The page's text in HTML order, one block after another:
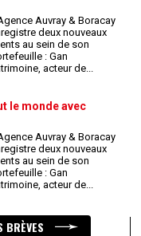
Auvray & Boracay
deux nouveaux
au sein de son
: Gan
acteur de...
le monde avec
Auvray & Boracay
deux nouveaux
au sein de son
: Gan
acteur de...
BRÈVES